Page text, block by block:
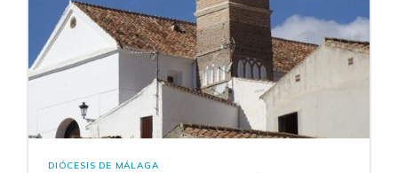
DIÓCESIS DE MÁLAGA